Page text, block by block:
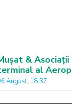
&
al
August, 18:37